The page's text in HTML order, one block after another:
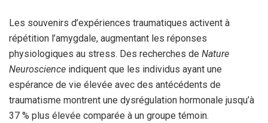
Les souvenirs d’expériences traumatiques activent à
répétition l’amygdale, augmentant les réponses
physiologiques au stress. Des recherches de Nature
Neuroscience indiquent que les individus ayant une
espérance de vie élevée avec des antécédents de
traumatisme montrent une dysrégulation hormonale jusqu’à
37 % plus élevée comparée à un groupe témoin.